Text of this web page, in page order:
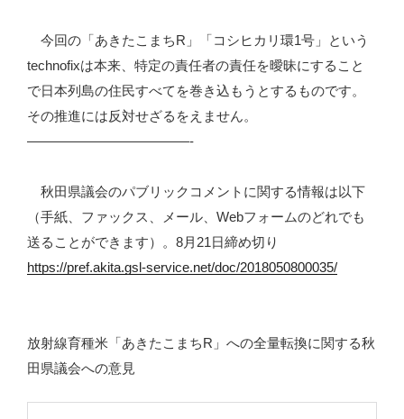
今回の「あきたこまちR」「コシヒカリ環1号」という
technofixは本来、特定の責任者の責任を曖昧にすること
で日本列島の住民すべてを巻き込もうとするものです。
その推進には反対せざるをえません。
————————————-
秋田県議会のパブリックコメントに関する情報は以下
（手紙、ファックス、メール、Webフォームのどれでも
送ることができます）。8月21日締め切り
https://pref.akita.gsl-service.net/doc/2018050800035/
放射線育種米「あきたこまちR」への全量転換に関する秋
田県議会への意見